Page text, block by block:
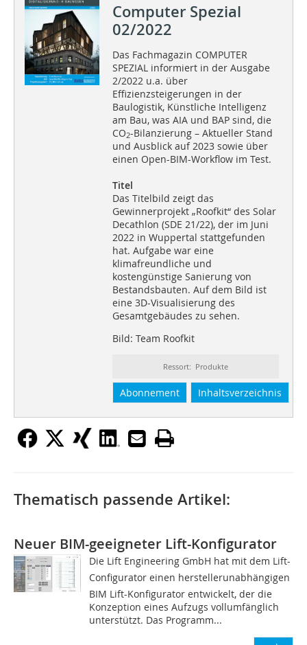
Computer Spezial
02/2022
Das Fachmagazin COMPUTER
SPEZIAL informiert in der Ausgabe
2/2022 u.a. über
Effizienzsteigerungen in der
Baulogistik, Künstliche Intelligenz
am Bau, was AIA und BAP sind, die
CO2-Bilanzierung – Aktueller Stand
und Ausblick auf 2023 sowie über
einen Open-BIM-Workflow im Test.
Titel
Das Titelbild zeigt das
Gewinnerprojekt „Roofkit“ des Solar
Decathlon (SDE 21/22), der im Juni
2022 in Wuppertal stattgefunden
hat. Aufgabe war eine
klimafreundliche und
kostengünstige Sanierung von
Bestandsbauten. Auf dem Bild ist
eine 3D-Visualisierung des
Gesamtgebäudes zu sehen.
Bild: Team Roofkit
Ressort: Produkte
Abonnement Inhaltsverzeichnis
Thematisch passende Artikel:
Neuer BIM-geeigneter Lift-Konfigurator
Die Lift Engineering GmbH hat mit dem Lift-
Configurator einen herstellerunabhängigen
BIM Lift-Konfigurator entwickelt, der die
Konzeption eines Aufzugs vollumfänglich
unterstützt. Das Programm...